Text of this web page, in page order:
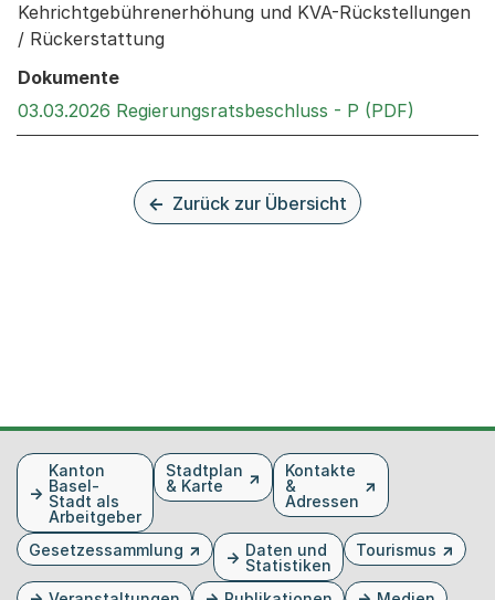
Kehrichtgebührenerhöhung und KVA-Rückstellungen
/ Rückerstattung
Dokumente
03.03.2026 Regierungsratsbeschluss - P (PDF)
Zurück zur Übersicht
FusszeileKanton
Basel-
Stadt als
Arbeitgeber
Stadtplan
& Karte
Kontakte
&
Adressen
Gesetzessammlung
Daten und
Statistiken
Tourismus